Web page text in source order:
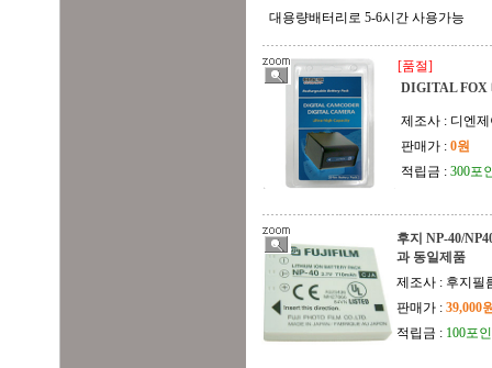
대용량배터리로 5-6시간 사용가능
[품절]
DIGITAL FOX
제조사 : 디엔
판매가 : 0원
적립금 : 300포
후지 NP-40/
과 동일제품
제조사 : 후지필
판매가 : 39,000
적립금 : 100포